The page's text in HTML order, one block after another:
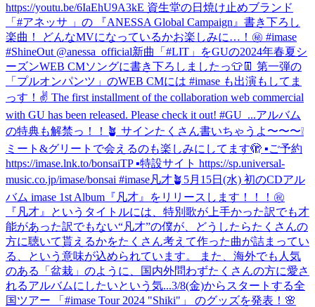
https://youtu.be/6IaEhU9A3kE 資生堂の日焼け止めブランド
「#アネッサ 」の 『ANESSA Global Campaign』書き下ろし
楽曲！ どんなMVになっているかお楽しみに…！㊙️ #imase
#ShineOut @anessa_official新曲「#LIT」をGUの2024年春夏シ
ーズンWEB CMソングに書き下ろしましたっ👕👖 第一弾の
「プルオンパンツ」のWEB CMには #imase も出演もしてま
っす！✌️ The first installment of the collaboration web commercial
with GU has been released. Please check it out! #GU_...アルバム
の特典も解禁っ！！🪴 サインたくさん書いちゃうよ〜〜〜❕
ミート&グリートで会えるのも楽しみにしてます🫣 ▪️ご予約
https://imase.lnk.to/bonsaiTP ▪️特設サイト https://sp.universal-
music.co.jp/imase/bonsai #imase凡才🪴 5月15日(水) 初のCDアル
バム imase 1st Album『凡才』をリリースします！！！㊗
『凡才』というタイトルには、特別歌が上手かった訳でも才
能があった訳でもない“凡才”の僕が、どうしたらたくさんの
方に聴いて貰えるかをたくさん考えて作った曲が詰まってい
る、という意味が込められています。 また、海外でも人気
のある「盆栽」のように、国内外問わずたくさんの方に愛さ
れるアルバムにしたいという気...3/8(金)からスタートする全
国ツアー 「#imase Tour 2024 "Shiki"」 のグッズを発表！🌸